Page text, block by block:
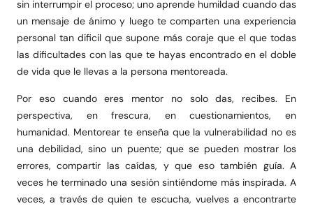
sin interrumpir el proceso; uno aprende humildad cuando das
un mensaje de ánimo y luego te comparten una experiencia
personal tan dificil que supone más coraje que el que todas
las dificultades con las que te hayas encontrado en el doble
de vida que le llevas a la persona mentoreada.
Por eso cuando eres mentor no solo das, recibes. En
perspectiva, en frescura, en cuestionamientos, en
humanidad. Mentorear te enseña que la vulnerabilidad no es
una debilidad, sino un puente; que se pueden mostrar los
errores, compartir las caídas, y que eso también guía. A
veces he terminado una sesión sintiéndome más inspirada. A
veces, a través de quien te escucha, vuelves a encontrarte